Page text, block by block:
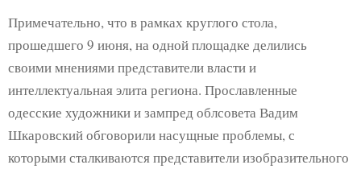
Примечательно, что в рамках круглого стола,
прошедшего 9 июня, на одной площадке делились
своими мнениями представители власти и
интеллектуальная элита региона. Прославленные
одесские художники и зампред облсовета Вадим
Шкаровский обговорили насущные проблемы, с
которыми сталкиваются представители изобразительного